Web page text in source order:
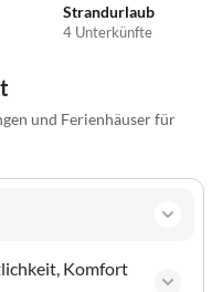
Strandurlaub
4 Unterkünfte
und Ferienhäuser für
Komfort